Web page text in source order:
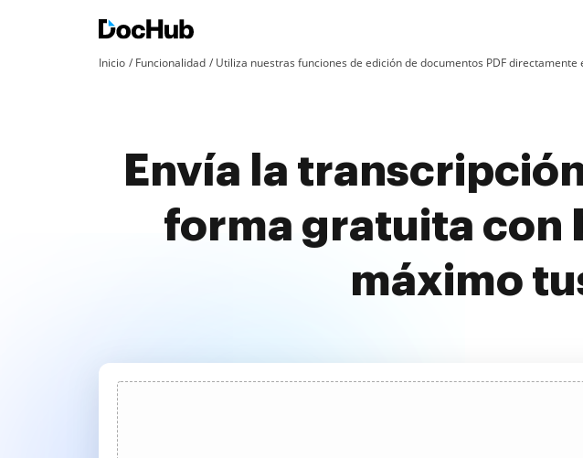
Inicio Funcionalidad Utiliza nuestras funciones de edición de documentos PDF
Envía la
forma gratuita con
máximo